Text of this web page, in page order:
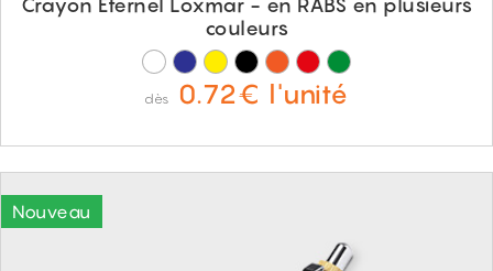
Crayon Éternel Loxmar - en RABS en plusieurs
couleurs
dès 0.72€ l'unité